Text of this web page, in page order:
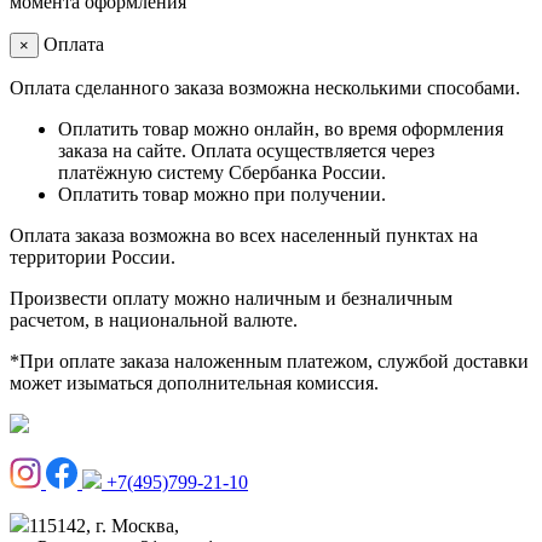
× Оплата
Оплата сделанного заказа возможна несколькими способами.
Оплатить товар можно онлайн, во время оформления
заказа на сайте. Оплата осуществляется через
платёжную систему Сбербанка России.
Оплатить товар можно при получении.
Оплата заказа возможна во всех населенный пунктах на
территории России.
Произвести оплату можно наличным и безналичным
расчетом, в национальной валюте.
*При оплате заказа наложенным платежом, службой доставки
может изыматься дополнительная комиссия.
+7(495)799-21-10
115142, г. Москва,